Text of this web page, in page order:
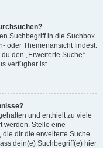
Suchbegriff in die Suchbox
oder Themenansicht findest.
den „Erweiterte Suche“-
verfügbar ist.
und enthielt zu viele
werden. Stelle eine
dir die erweiterte Suche
dein(e) Suchbegriff(e) hier